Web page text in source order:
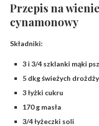
Przepis na
cynamonowy
Składniki:
3 i 3/4 szklanki mąki
5 dkg świeżych drożdży
3 łyżki cukru
170 g masła
3/4 łyżeczki soli